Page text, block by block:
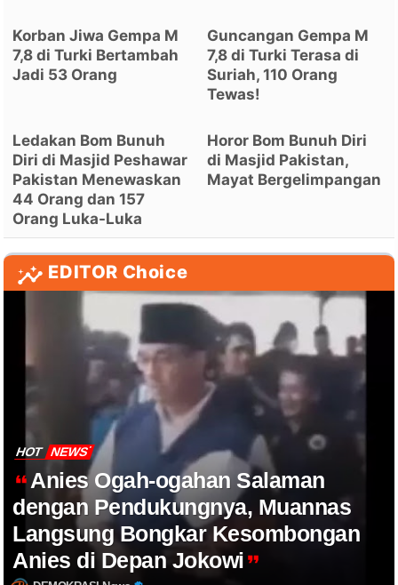
Korban Jiwa Gempa M
7,8 di Turki Bertambah
Jadi 53 Orang
Guncangan Gempa M
7,8 di Turki Terasa di
Suriah, 110 Orang
Tewas!
Ledakan Bom Bunuh
Diri di Masjid Peshawar
Pakistan Menewaskan
44 Orang dan 157
Orang Luka-Luka
Horor Bom Bunuh Diri
di Masjid Pakistan,
Mayat Bergelimpangan
EDITOR Choice
HOT NEWS
Anies Ogah-ogahan Salaman
dengan Pendukungnya, Muannas
Langsung Bongkar Kesombongan
Anies di Depan Jokowi